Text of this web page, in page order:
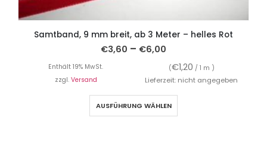
Samtband, 9 mm breit, ab 3 Meter – helles Rot
€3,60 – €6,00
Enthält 19% MwSt. (€1,20 / 1 m )
zzgl. Versand Lieferzeit: nicht angegeben
AUSFÜHRUNG WÄHLEN